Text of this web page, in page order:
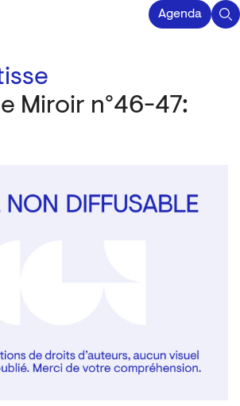
Agenda
Miroir n°46-47: